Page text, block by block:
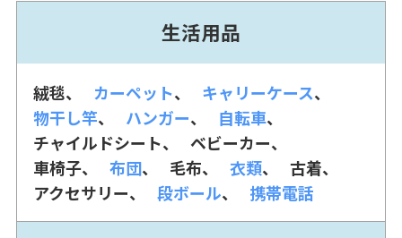
生活用品
絨毯 カーペット
キャリーケース
物干し竿
ハンガー
自転車
チャイルドシート
ベビーカー
車椅子
布団 毛布 衣類
古着
アクセサリー
段ボール 携帯電話